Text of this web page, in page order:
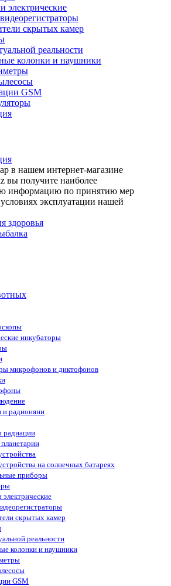
электрические
скрытых камер
реальности
колонки и наушники
GSM
в нашем интернет-магазине
вы получите наиболее
информацию по принятию мер
эксплуатации нашей
здоровья
инкубаторы
микрофонов и диктофонов
и радионяни
радиации
на солнечных батареях
приборы
скрытых камер
реальности
колонки и наушники
GSM